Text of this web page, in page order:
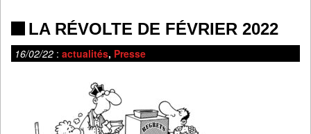
LA RÉVOLTE DE FÉVRIER 2022
16/02/22 : actualités, Presse